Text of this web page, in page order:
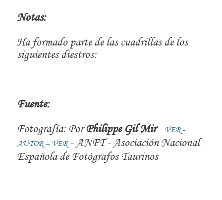
Notas:
Ha formado parte de las cuadrillas de los
siguientes diestros:
Fuente:
Fotografía: PorPhilippe Gil Mir- VER -
AUTOR – VER- ANFT - Asociación Nacional
Española de Fotógrafos Taurinos